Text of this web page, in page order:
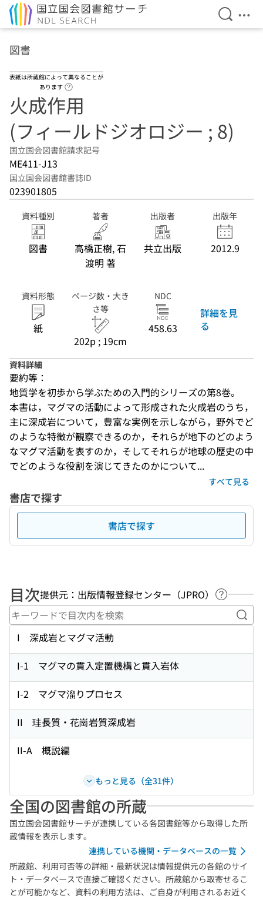
検索を
メ
図書
表紙は所蔵館によって異なることが
あります
火成作用
(フィールドジオロジー ; 8)
国立国会図書館請求記号
ME411-J13
国立国会図書館書誌ID
023901805
資料種別
図書
著者
高橋正樹, 石
渡明 著
出版者
共立出版
出版年
2012.9
資料形態
紙
ページ数・大き
さ等
202p ; 19cm
NDC
458.63
詳細を見
る
資料詳細
要約等：
地質学を初歩から学ぶための入門的シリーズの第8巻。
本書は，マグマの活動によって形成された火成岩のうち，
主に深成岩について，豊富な実例を示しながら，野外でど
のような特徴が観察できるのか，それらが地下のどのよう
なマグマ活動を表すのか，そしてそれらが地球の歴史の中
でどのような役割を演じてきたのかについて...
すべて見る
書店で探す
書店で探す
目次提供元：出版情報登録センター（JPRO）
ヘルプペ
キ
I 深成岩とマグマ活動
I-1 マグマの貫入定置機構と貫入岩体
I-2 マグマ溜りプロセス
II 珪長質・花崗岩質深成岩
II-A 概説編
もっと見る（全31件）
全国の図書館の所蔵
国立国会図書館サーチが連携している各図書館等から取得した所
蔵情報を表示します。
連携している機関・データベースの一覧
所蔵館、利用可否等の詳細・最新状況は情報提供元の各館のサイ
ト・データベースで直接ご確認ください。所蔵館から取寄せるこ
とが可能かなど、資料の利用方法は、ご自身が利用されるお近く